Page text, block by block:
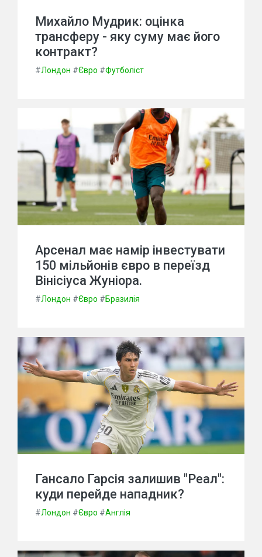
Михайло Мудрик: оцінка
трансферу - яку суму має його
контракт?
#Лондон #Євро #Футболіст
Арсенал має намір інвестувати
150 мільйонів євро в переїзд
Вінісіуса Жуніора.
#Лондон #Євро #Бразилія
Гансало Гарсія залишив "Реал":
куди перейде нападник?
#Лондон #Євро #Англія